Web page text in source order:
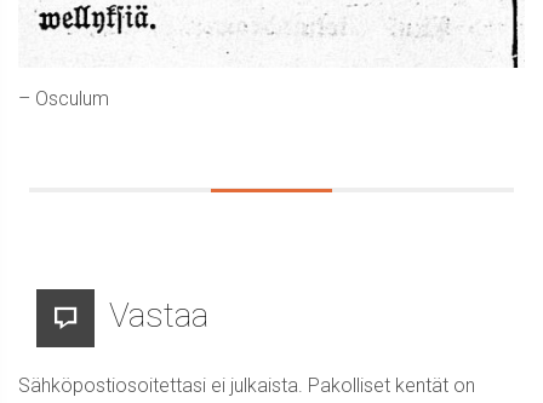
– Osculum
Vastaa
Sähköpostiosoitettasi ei julkaista. Pakolliset kentät on